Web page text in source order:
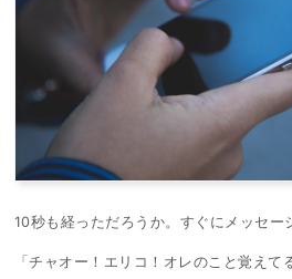
10秒も経っただろうか。すぐにメッセー
「チャオー！エリコ！オレのこと覚えて